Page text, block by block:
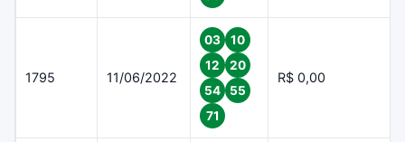
1795 11/06/2022
03
10
12
20
54
55
71
R$ 0,00